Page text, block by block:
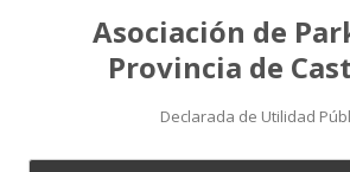
Asociación de
Provincia de
Declarada de Utilidad